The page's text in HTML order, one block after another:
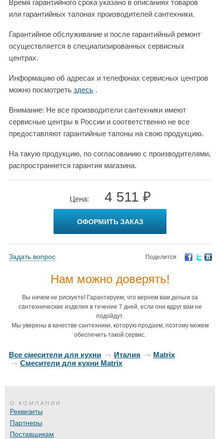
Время гарантийного срока указано в описаниях товаров
или гарантийных талонах производителей сантехники.
Гарантийное обслуживание и после гарантийный ремонт
осуществляется в специализированных сервисных
центрах.
Информацию об адресах и телефонах сервисных центров
можно посмотреть здесь .
Внимание: Не все производители сантехники имеют
сервисные центры в России и соответственно не все
предоставляют гарантийные талоны на свою продукцию.
На такую продукцию, по согласованию с производителями,
распространяется гарантия магазина.
Цена: 4 511 ₽
ОФОРМИТЬ ЗАКАЗ
Задать вопрос Поделится:
Нам можно доверять!
Вы ничем не рискуете! Гарантируем, что вернем вам деньги за
сантехнические изделия в течение 7 дней, если они вдруг вам не
подойдут.
Мы уверены в качестве сантехники, которую продаем, поэтому можем
обеспечить такой сервис.
Все смесители для кухни Италия
Matrix
Смесители для кухни Matrix
О КОМПАНИИ
Реквизиты
Партнеры
Поставщикам